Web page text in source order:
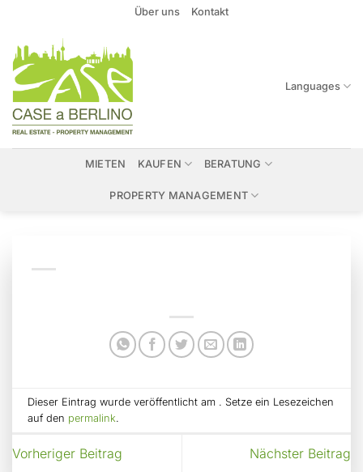
springen
Über uns Kontakt
Languages
MIETEN KAUFEN BERATUNG
PROPERTY MANAGEMENT
Dieser Eintrag wurde veröffentlicht am . Setze ein Lesezeichen
auf den permalink.
Vorheriger Beitrag Nächster Beitrag